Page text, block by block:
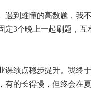
到难懂的高数题，我
3个晚上一起刷题，
绩点稳步提升。我终
的长得慢，但终会在